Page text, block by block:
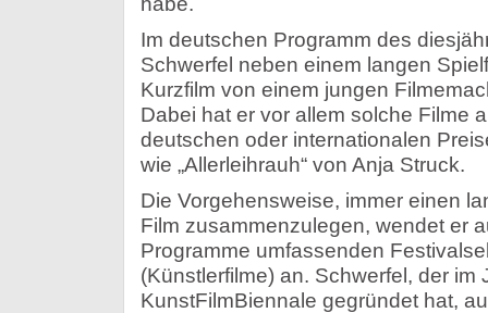
Im deutschen Programm des
Schwerfel neben einem langen
Kurzfilm von einem jungen
Dabei hat er vor allem solche Filme
deutschen oder internationalen
wie „Allerleihrauh“ von Anja Struck.
Die Vorgehensweise, immer einen
Film zusammenzulegen, wendet er
Programme umfassenden
(Künstlerfilme) an. Schwerfel, der im
KunstFilmBiennale gegründet hat,